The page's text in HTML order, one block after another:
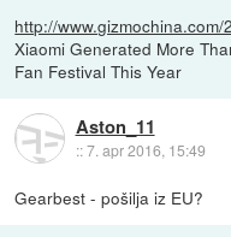
http://
Xiaomi Generated More
Fan Festival This Year
Aston_11
::7. apr 2016, 15:49
Gearbest - pošilja iz EU?